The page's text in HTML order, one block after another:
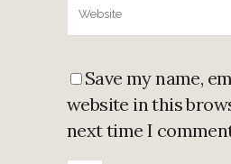
Save my name,
website in this
next time I